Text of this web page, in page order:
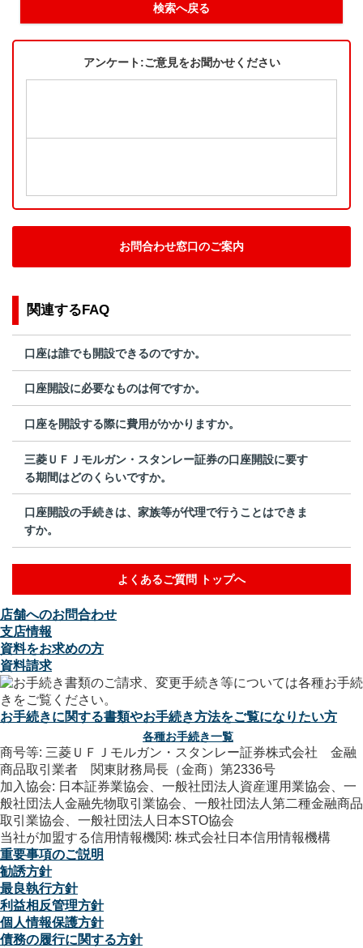
検索へ戻る
アンケート:ご意見をお聞かせください
お問合わせ窓口のご案内
関連するFAQ
口座は誰でも開設できるのですか。
口座開設に必要なものは何ですか。
口座を開設する際に費用がかかりますか。
三菱ＵＦＪモルガン・スタンレー証券の口座開設に要す
る期間はどのくらいですか。
口座開設の手続きは、家族等が代理で行うことはできま
すか。
よくあるご質問 トップへ
店舗へのお問合わせ
支店情報
資料をお求めの方
資料請求
お手続きに関する書類やお手続き方法をご覧になりたい方
各種お手続き一覧
商号等: 三菱ＵＦＪモルガン・スタンレー証券株式会社 金融
商品取引業者 関東財務局長（金商）第2336号
加入協会: 日本証券業協会、一般社団法人資産運用業協会、一
般社団法人金融先物取引業協会、一般社団法人第二種金融商品
取引業協会、一般社団法人日本STO協会
当社が加盟する信用情報機関: 株式会社日本信用情報機構
重要事項のご説明
勧誘方針
最良執行方針
利益相反管理方針
個人情報保護方針
債務の履行に関する方針